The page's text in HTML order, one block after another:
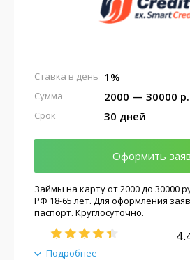
1%
Ставка в день
2000 — 30000 р.
Сумма
30 дней
Срок
Оформить
Подробнее
Займы на карту от 2000 до 30000
РФ 18-65 лет. Для оформления
паспорт. Круглосуточно.